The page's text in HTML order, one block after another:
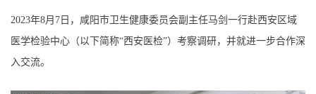
2023年8月7日，咸阳市卫生健康委员会副主任马剑一行赴西安区域
医学检验中心（以下简称“西安医检”）考察调研，并就进一步合作深
入交流。